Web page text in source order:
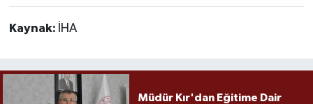
Kaynak: İHA
Müdür Kır'dan Eğitime Dair